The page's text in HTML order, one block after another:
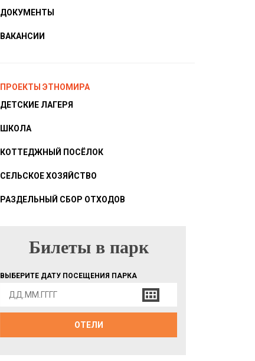
ДОКУМЕНТЫ
ВАКАНСИИ
ПРОЕКТЫ ЭТНОМИРА
ДЕТСКИЕ ЛАГЕРЯ
ШКОЛА
КОТТЕДЖНЫЙ ПОСЁЛОК
СЕЛЬСКОЕ ХОЗЯЙСТВО
РАЗДЕЛЬНЫЙ СБОР ОТХОДОВ
БИЛЕТЫ В ПАРК
Билеты в парк
ВЫБЕРИТЕ ДАТУ ПОСЕЩЕНИЯ ПАРКА
ОТЕЛИ